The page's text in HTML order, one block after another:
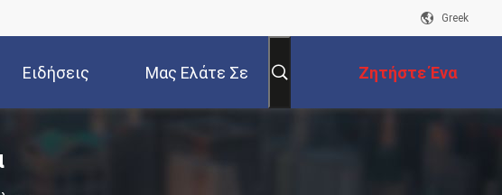
Greek
Ειδήσεις Μας Ελάτε Σε Ζητήστε Ένα
Απόσπασμα